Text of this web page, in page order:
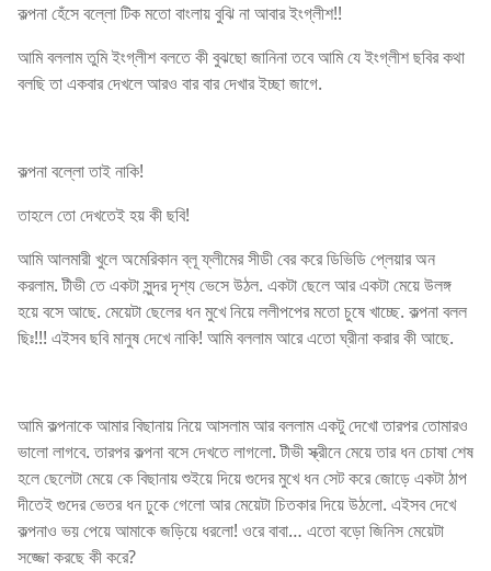
কল্পনা হেঁসে বল্লো টিক মতো বাংলায় বুঝি না আবার ইংগ্লীশ!!
আমি বললাম তুমি ইংগ্লীশ বলতে কী বুঝছো জানিনা তবে আমি যে ইংগ্লীশ ছবির কথা
বলছি তা একবার দেখলে আরও বার বার দেখার ইচ্ছা জাগে.
কল্পনা বল্লো তাই নাকি!
তাহলে তো দেখতেই হয় কী ছবি!
আমি আলমারী খুলে অমেরিকান ব্লূ ফ্লীমের সীডী বের করে ডিভিডি প্লেয়ার অন
করলাম. টীভী তে একটা সুন্দর দৃশ্য ভেসে উঠল. একটা ছেলে আর একটা মেয়ে উলঙ্গ
হয়ে বসে আছে. মেয়েটা ছেলের ধন মুখে নিয়ে ললীপপের মতো চুষে খাচ্ছে. কল্পনা বলল
ছিঃ!!! এইসব ছবি মানুষ দেখে নাকি! আমি বললাম আরে এতো ঘ্রীনা করার কী আছে.
আমি কল্পনাকে আমার বিছানায় নিয়ে আসলাম আর বললাম একটু দেখো তারপর তোমারও
ভালো লাগবে. তারপর কল্পনা বসে দেখতে লাগলো. টীভী স্ক্রীনে মেয়ে তার ধন চোষা শেষ
হলে ছেলেটা মেয়ে কে বিছানায় শুইয়ে দিয়ে গুদের মুখে ধন সেট করে জোড়ে একটা ঠাপ
দীতেই গুদের ভেতর ধন ঢুকে গেলো আর মেয়েটা চিতকার দিয়ে উঠলো. এইসব দেখে
কল্পনাও ভয় পেয়ে আমাকে জড়িয়ে ধরলো! ওরে বাবা… এতো বড়ো জিনিস মেয়েটা
সজ্জো করছে কী করে?